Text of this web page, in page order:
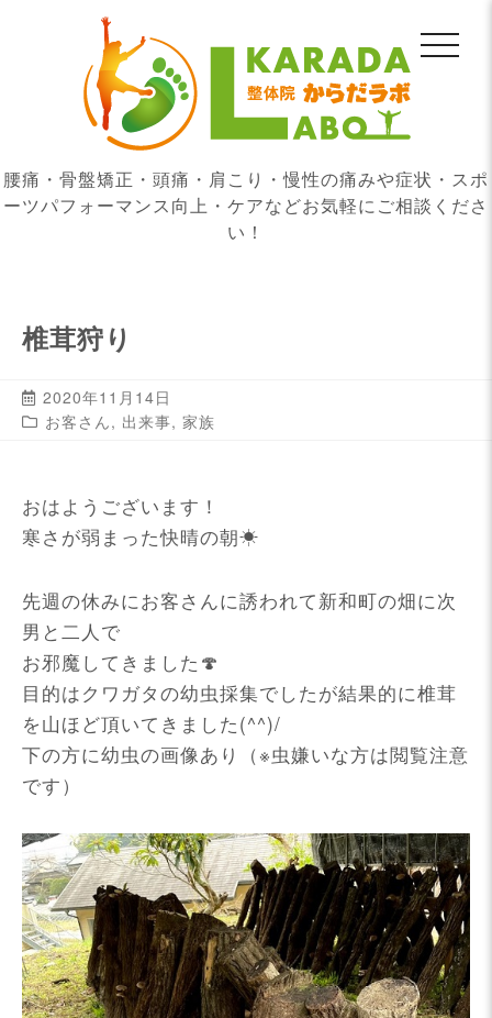
腰痛・骨盤矯正・頭痛・肩こり・慢性の痛みや症状・スポ
ーツパフォーマンス向上・ケアなどお気軽にご相談くださ
い！
椎茸狩り
2020年11月14日
お客さん, 出来事, 家族
おはようございます！
寒さが弱まった快晴の朝☀
先週の休みにお客さんに誘われて新和町の畑に次
男と二人で
お邪魔してきました🍄
目的はクワガタの幼虫採集でしたが結果的に椎茸
を山ほど頂いてきました(^^)/
下の方に幼虫の画像あり（※虫嫌いな方は閲覧注意
です）